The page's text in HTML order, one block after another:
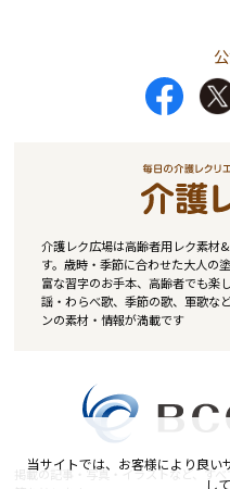
介護レク広場は高齢者用レク素材
す。歳時・季節に合わせた大人の
富な習字のお手本、高齢者でも楽
謡・わらべ歌、季節の歌、軍歌な
ンの素材・情報が満載です
掲載の記事・写真・イラストなど、す
当サイトでは、お客様により良
し